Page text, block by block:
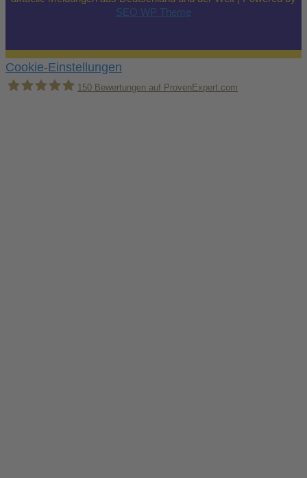
SEO WP Theme
Cookie-Einstellungen
150 Bewertungen auf ProvenExpert.com